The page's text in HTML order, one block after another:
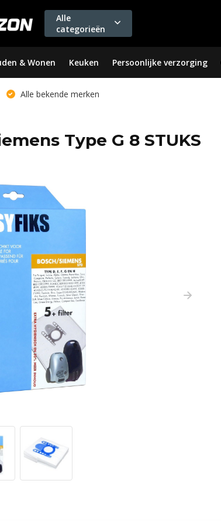
Alle
categorieën
& Wonen Keuken Persoonlijke verzorging
Alle bekende merken
Type G 8 STUKS